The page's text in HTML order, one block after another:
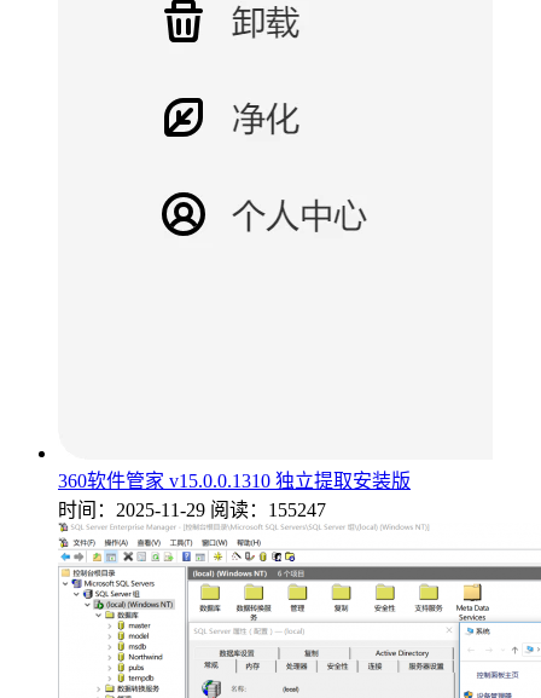
360软件管家 v15.0.0.1310 独立提取安装版
时间：2025-11-29 阅读：155247